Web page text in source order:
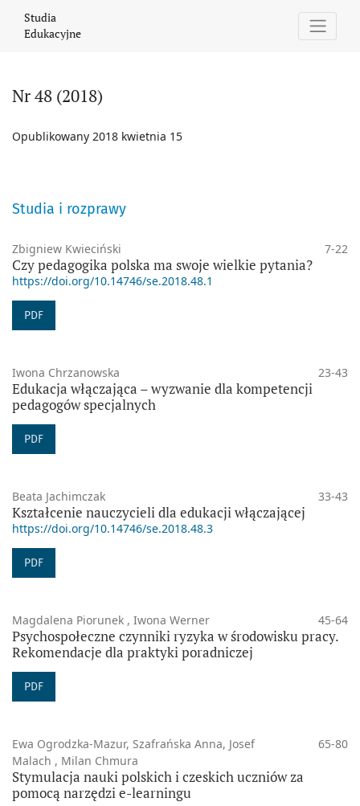
Studia
Edukacyjne
Nr 48 (2018)
Opublikowany 2018 kwietnia 15
Studia i rozprawy
Zbigniew Kwieciński 7-22
Czy pedagogika polska ma swoje wielkie pytania?
https://doi.org/10.14746/se.2018.48.1
PDF
Iwona Chrzanowska 23-43
Edukacja włączająca – wyzwanie dla kompetencji
pedagogów specjalnych
PDF
Beata Jachimczak 33-43
Kształcenie nauczycieli dla edukacji włączającej
https://doi.org/10.14746/se.2018.48.3
PDF
Magdalena Piorunek , Iwona Werner 45-64
Psychospołeczne czynniki ryzyka w środowisku pracy.
Rekomendacje dla praktyki poradniczej
PDF
Ewa Ogrodzka-Mazur, Szafrańska Anna, Josef
Malach , Milan Chmura
65-80
Stymulacja nauki polskich i czeskich uczniów za
pomocą narzędzi e-learningu